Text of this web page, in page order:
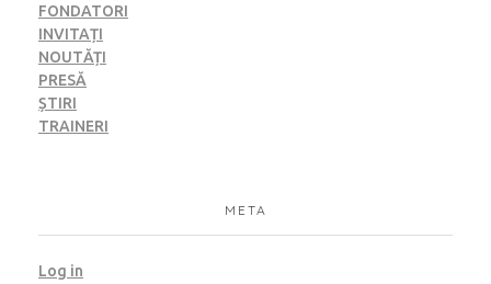
FONDATORI
INVITAȚI
NOUTĂȚI
PRESĂ
ȘTIRI
TRAINERI
META
Log in